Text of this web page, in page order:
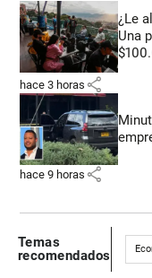
¿Le
Una
hace 3 horas share
hace 9 horas share
Temas
recomendados